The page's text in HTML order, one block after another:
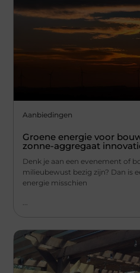
Aanbiedingen
Groene energie voor
zonne-aggregaat
Denk je aan een evenement of
milieubewust bezig zijn? Dan is
energie misschien